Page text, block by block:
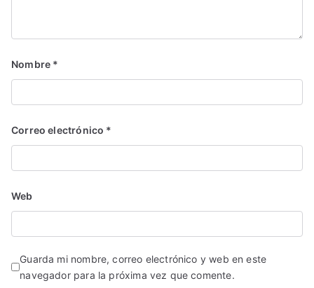
Nombre *
Correo electrónico *
Web
Guarda mi nombre, correo electrónico y web en este
navegador para la próxima vez que comente.